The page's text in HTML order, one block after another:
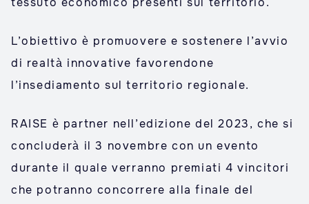
L’obiettivo è promuovere e sostenere l’avvio
di realtà innovative favorendone
l’insediamento sul territorio regionale.
RAISE è partner nell’edizione del 2023, che si
concluderà il 3 novembre con un evento
durante il quale verranno premiati 4 vincitori
che potranno concorrere alla finale del